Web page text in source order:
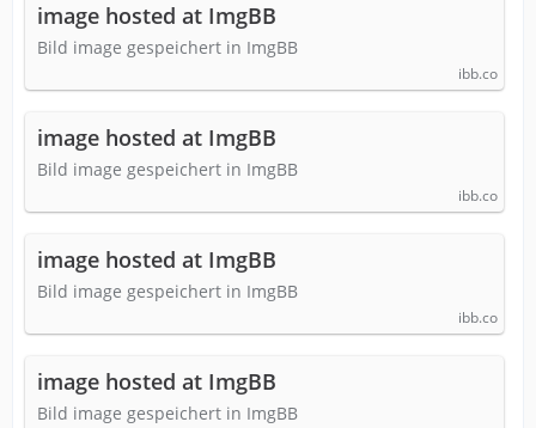
image hosted at ImgBB
Bild image gespeichert in ImgBB
ibb.co
image hosted at ImgBB
Bild image gespeichert in ImgBB
ibb.co
image hosted at ImgBB
Bild image gespeichert in ImgBB
ibb.co
image hosted at ImgBB
Bild image gespeichert in ImgBB